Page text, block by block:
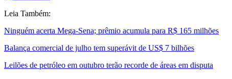
Leia Também:
Ninguém acerta Mega-Sena; prêmio acumula para R$ 165 milhões
Balança comercial de julho tem superávit de US$ 7 bilhões
Leilões de petróleo em outubro terão recorde de áreas em disputa